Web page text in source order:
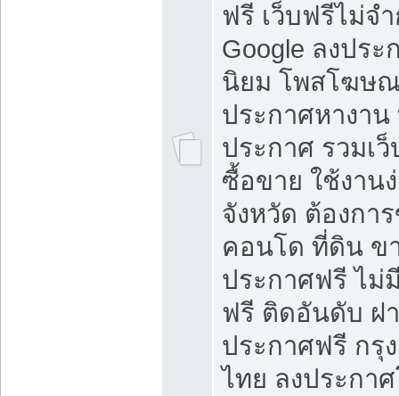
ฟรี เว็บฟรีไม่จ
Google ลงปร
นิยม โพสโฆษ
ประกาศหางาน
ประกาศ รวมเ
ซื้อขาย ใช้งาน
จังหวัด ต้องกา
คอนโด ที่ดิน ข
ประกาศฟรี ไม่
ฟรี ติดอันดับ ฝ
ประกาศฟรี กรุ
ไทย ลงประกา